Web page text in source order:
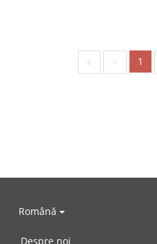
« < 1
Română
Despre noi